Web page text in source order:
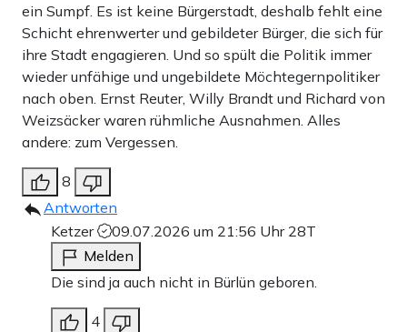
ein Sumpf. Es ist keine Bürgerstadt, deshalb fehlt eine
Schicht ehrenwerter und gebildeter Bürger, die sich für
ihre Stadt engagieren. Und so spült die Politik immer
wieder unfähige und ungebildete Möchtegernpolitiker
nach oben. Ernst Reuter, Willy Brandt und Richard von
Weizsäcker waren rühmliche Ausnahmen. Alles
andere: zum Vergessen.
8
Antworten
Ketzer
09.07.2026 um 21:56 Uhr 28T
Melden
Die sind ja auch nicht in Bürlün geboren.
4